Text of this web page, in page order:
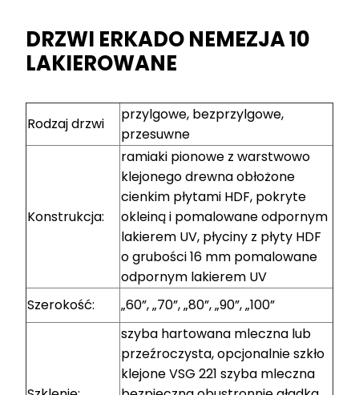
DRZWI ERKADO NEMEZJA 10
LAKIEROWANE
Rodzaj drzwi
przylgowe, bezprzylgowe,
przesuwne
Konstrukcja:
ramiaki pionowe z warstwowo
klejonego drewna obłożone
cienkim płytami HDF, pokryte
okleiną i pomalowane odpornym
lakierem UV, płyciny z płyty HDF
o grubości 16 mm pomalowane
odpornym lakierem UV
Szerokość:
„60”, „70”, „80”, „90”, „100”
szyba hartowana mleczna lub
przeźroczysta, opcjonalnie szkło
klejone VSG 221 szyba mleczna